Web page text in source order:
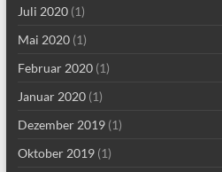
Juli 2020(1)
Mai 2020(1)
Februar 2020(1)
Januar 2020(1)
Dezember 2019(1)
Oktober 2019(1)